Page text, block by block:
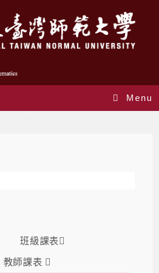
Menu
班級課表
教師課表